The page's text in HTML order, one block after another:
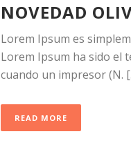
NOVEDAD
Lorem Ipsum es
Lorem Ipsum ha sido el
cuando un impresor (N.
READ MORE